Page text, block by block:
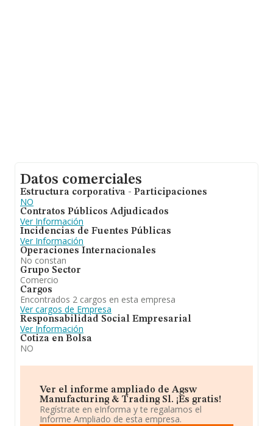
Datos comerciales
Estructura corporativa - Participaciones
NO
Contratos Públicos Adjudicados
Ver Información
Incidencias de Fuentes Públicas
Ver Información
Operaciones Internacionales
No constan
Grupo Sector
Comercio
Cargos
Encontrados 2 cargos en esta empresa
Ver cargos de Empresa
Responsabilidad Social Empresarial
Ver Información
Cotiza en Bolsa
NO
Ver el informe ampliado de Agsw
Manufacturing & Trading Sl. ¡Es gratis!
Regístrate en eInforma y te regalamos el
Informe Ampliado de esta empresa.